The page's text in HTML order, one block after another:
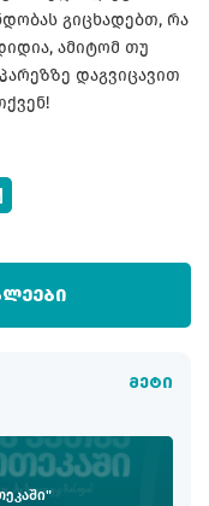
მეტი
გიცხადებთ, რა
ამიტომ თუ
დაგვიცავით